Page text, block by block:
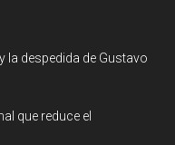
la despedida de Gustavo
que reduce el